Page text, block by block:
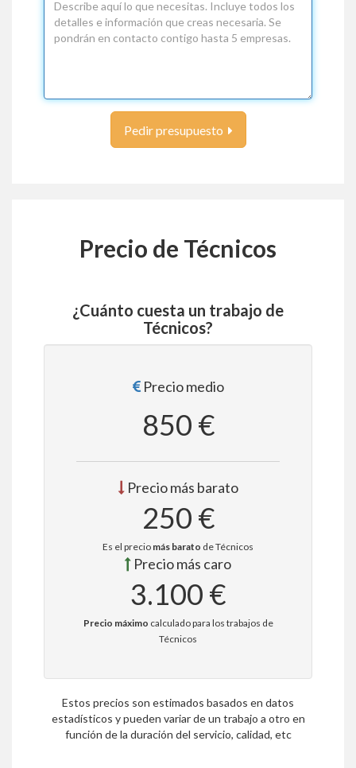
Pedir presupuesto
Precio de Técnicos
¿Cuánto cuesta un trabajo de
Técnicos?
Precio medio
850 €
Precio más barato
250 €
Es el precio más barato de Técnicos
Precio más caro
3.100 €
Precio máximo calculado para los trabajos de
Técnicos
Estos precios son estimados basados en datos
estadísticos y pueden variar de un trabajo a otro en
función de la duración del servicio, calidad, etc